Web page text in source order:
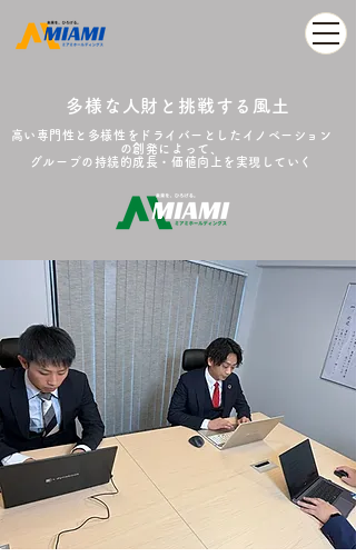
高い専門性と多様性をドライバーとしたイノベーション
の創発によって、
グループの持続的成長・価値向上を実現していく
多様な人財と挑戦する風土